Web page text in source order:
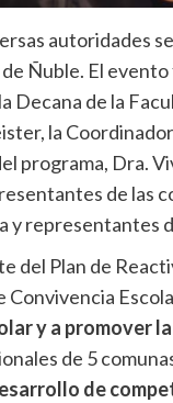
autoridades
de Ñuble. El
Decana de la
la
programa, Dra.
de las
y representantes
del Plan de
y a promover
de 5
de